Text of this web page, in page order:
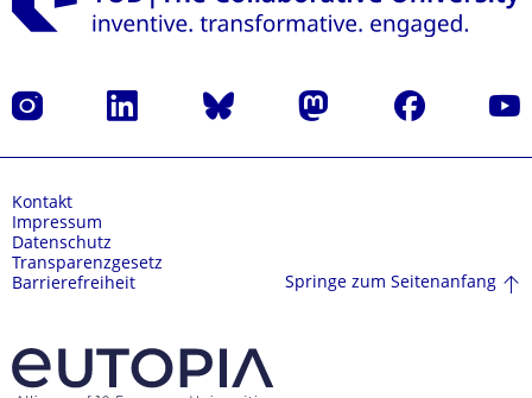
Instagram LinkedIn Bluesky Mastodon Facebook
Kontakt
Impressum
Datenschutz
Transparenzgesetz
Barrierefreiheit
Springe zum Seitenanfang